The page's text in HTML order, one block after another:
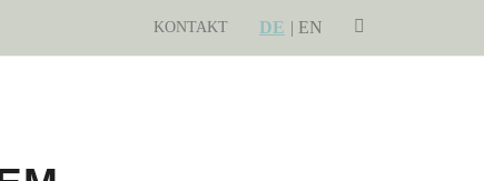
DE EN
SEARCH
KONTAKT